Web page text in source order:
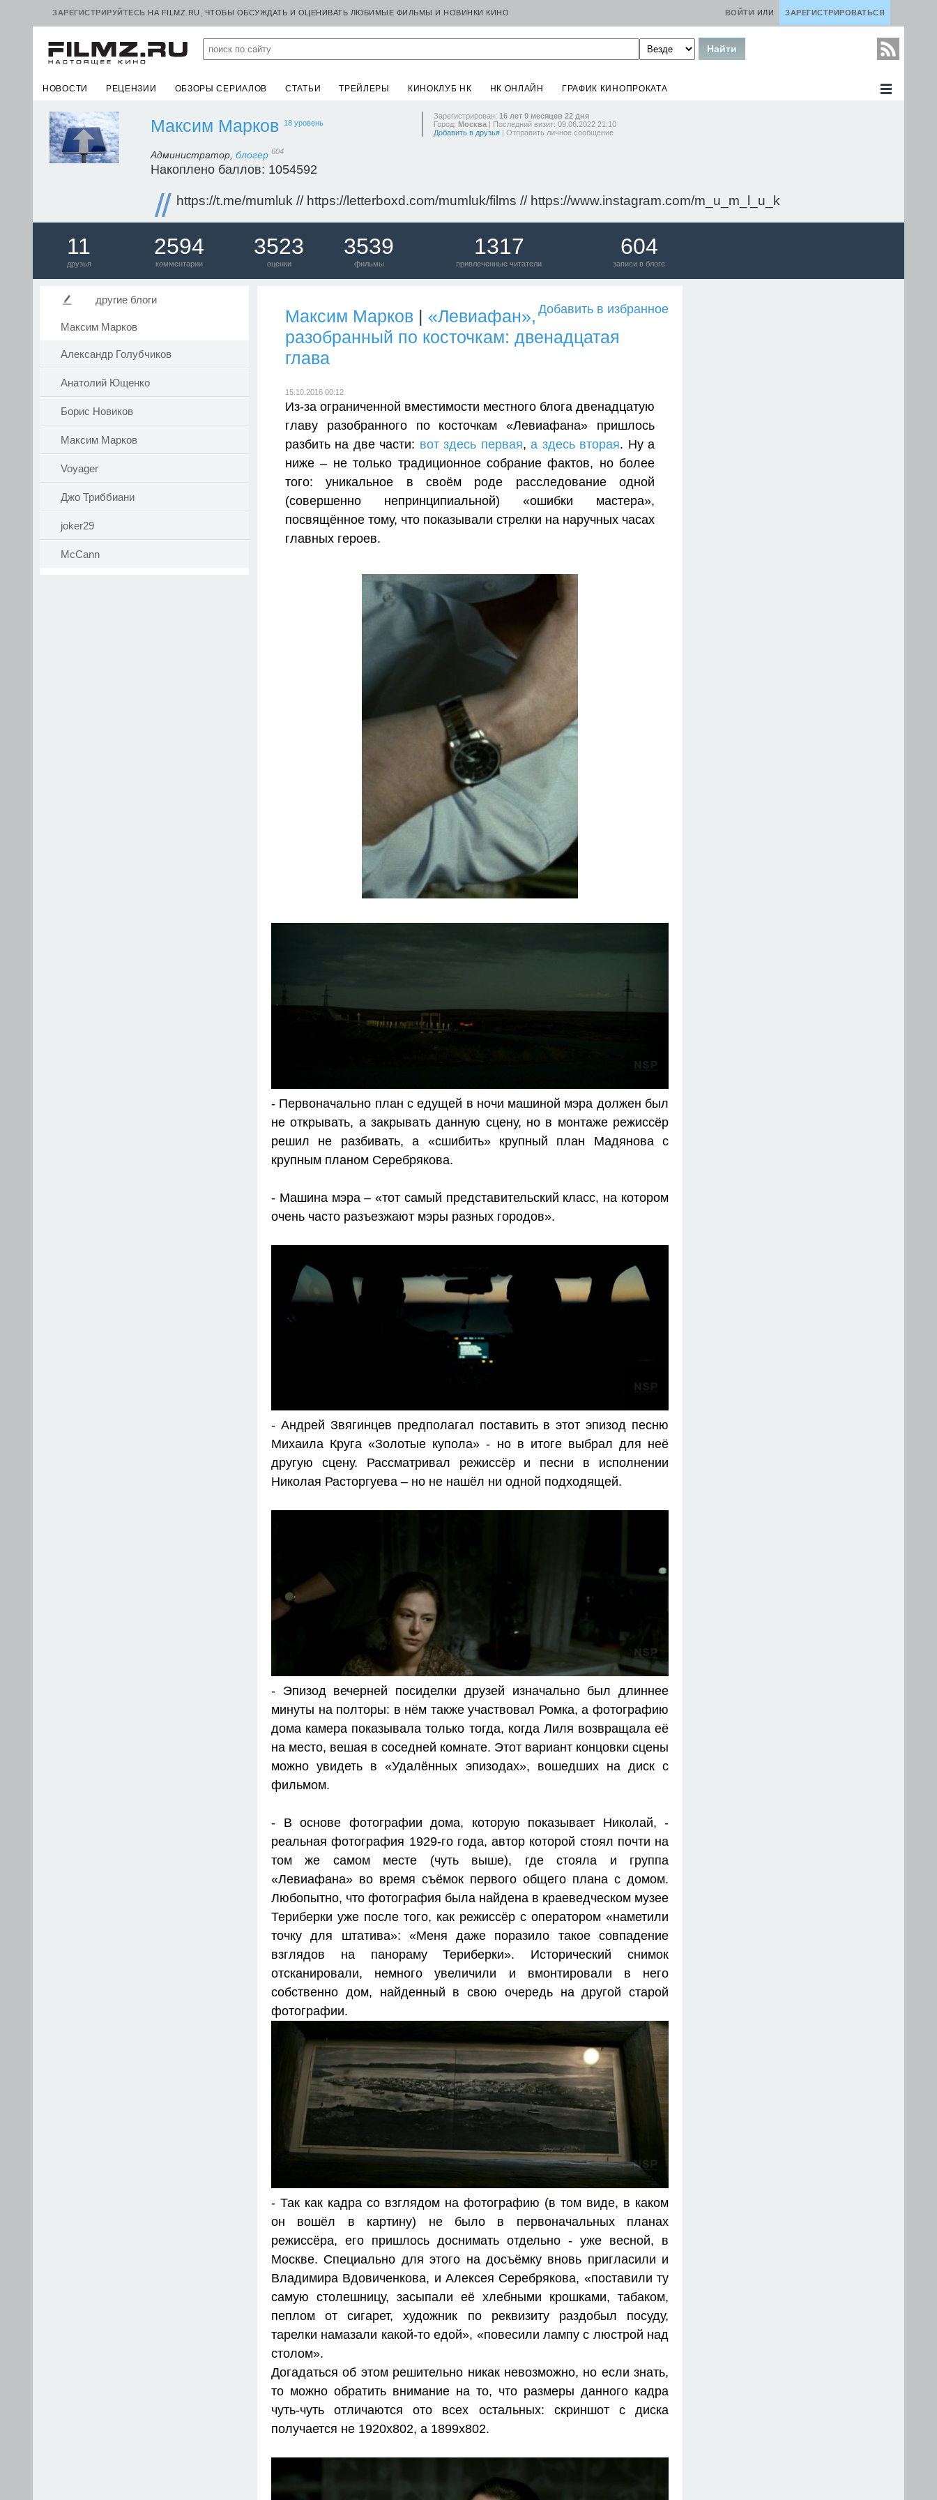
ЗАРЕГИСТРИРУЙТЕСЬ НА FILMZ.RU, ЧТОБЫ ОБСУЖДАТЬ И ОЦЕНИВАТЬ ЛЮБИМЫЕ ФИЛЬМЫ И НОВИНКИ КИНО ЗАРЕГИСТРИРОВАТЬСЯ
ВОЙТИ ИЛИ
НОВОСТИ РЕЦЕНЗИИ ОБЗОРЫ СЕРИАЛОВ СТАТЬИ ТРЕЙЛЕРЫ КИНОКЛУБ НК НК ОНЛАЙН ГРАФИК КИНОПРОКАТА
Максим Марков 18 уровень
Администратор, блогер 604
Накоплено баллов: 1054592
Зарегистрирован: 16 лет 9 месяцев 22 дня
Город: Москва | Последний визит: 09.06.2022 21:10
Добавить в друзья | Отправить личное сообщение
https://t.me/mumluk // https://letterboxd.com/mumluk/films // https://www.instagram.com/m_u_m_l_u_k
11
друзья
2594
комментарии
3523
оценки
3539
фильмы
1317
привлеченные читатели
604
записи в блоге
другие блоги
Максим Марков
Александр Голубчиков
Анатолий Ющенко
Борис Новиков
Максим Марков
Voyager
Джо Триббиани
joker29
McCann
Добавить в избранное
Максим Марков | «Левиафан»,
разобранный по косточкам: двенадцатая
глава
15.10.2016 00:12
Из-за ограниченной вместимости местного блога двенадцатую
главу разобранного по косточкам «Левиафана» пришлось
разбить на две части: вот здесь первая,а здесь вторая. Ну а
ниже – не только традиционное собрание фактов, но более
того: уникальное в своём роде расследование одной
(совершенно непринципиальной) «ошибки мастера»,
посвящённое тому, что показывали стрелки на наручных часах
главных героев.
- Первоначально план с едущей в ночи машиной мэра должен был
не открывать, а закрывать данную сцену, но в монтаже режиссёр
решил не разбивать, а «сшибить» крупный план Мадянова с
крупным планом Серебрякова.
- Машина мэра – «тот самый представительский класс, на котором
очень часто разъезжают мэры разных городов».
- Андрей Звягинцев предполагал поставить в этот эпизод песню
Михаила Круга «Золотые купола» - но в итоге выбрал для неё
другую сцену. Рассматривал режиссёр и песни в исполнении
Николая Расторгуева – но не нашёл ни одной подходящей.
- Эпизод вечерней посиделки друзей изначально был длиннее
минуты на полторы: в нём также участвовал Ромка, а фотографию
дома камера показывала только тогда, когда Лиля возвращала её
на место, вешая в соседней комнате. Этот вариант концовки сцены
можно увидеть в «Удалённых эпизодах», вошедших на диск с
фильмом.
- В основе фотографии дома, которую показывает Николай, -
реальная фотография 1929-го года, автор которой стоял почти на
том же самом месте (чуть выше), где стояла и группа
«Левиафана» во время съёмок первого общего плана с домом.
Любопытно, что фотография была найдена в краеведческом музее
Териберки уже после того, как режиссёр с оператором «наметили
точку для штатива»: «Меня даже поразило такое совпадение
взглядов на панораму Териберки». Исторический снимок
отсканировали, немного увеличили и вмонтировали в него
собственно дом, найденный в свою очередь на другой старой
фотографии.
- Так как кадра со взглядом на фотографию (в том виде, в каком
он вошёл в картину) не было в первоначальных планах
режиссёра, его пришлось доснимать отдельно - уже весной, в
Москве. Специально для этого на досъёмку вновь пригласили и
Владимира Вдовиченкова, и Алексея Серебрякова, «поставили ту
самую столешницу, засыпали её хлебными крошками, табаком,
пеплом от сигарет, художник по реквизиту раздобыл посуду,
тарелки намазали какой-то едой», «повесили лампу с люстрой над
столом».
Догадаться об этом решительно никак невозможно, но если знать,
то можно обратить внимание на то, что размеры данного кадра
чуть-чуть отличаются ото всех остальных: скриншот с диска
получается не 1920х802, а 1899х802.